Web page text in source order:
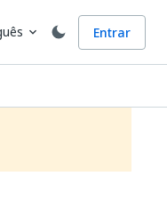
expand_more Entrar